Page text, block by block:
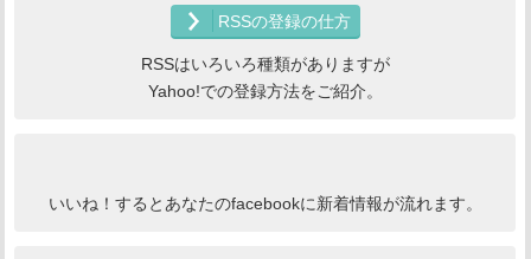
RSSの登録の仕方
RSSはいろいろ種類がありますが
Yahoo!での登録方法をご紹介。
いいね！するとあなたのfacebookに新着情報が流れます。